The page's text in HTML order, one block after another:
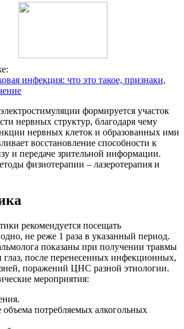
инфекция: что это такое, признаки,
формируется участок
нервных структур, благодаря чему
нервных клеток и образованных ими
восстановление способности к
и передаче зрительной информации.
физиотерапии – лазеротерапия и
рекомендуется посещать
не реже 1 раза в указанный период.
показаны при получении травмы
глаз, после перенесенных инфекционных,
поражений ЦНС разной этиологии.
мероприятия:
потребляемых алкогольных